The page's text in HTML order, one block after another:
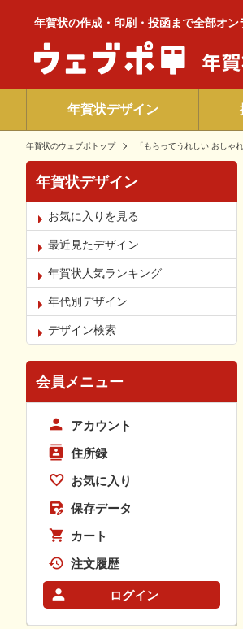
年賀状の作成・印刷・投函まで全部オン
年賀状デザイン
年賀状のウェブポトップ 「もらってうれしい おしゃ
年賀状デザイン
お気に入りを見る
最近見たデザイン
年賀状人気ランキング
年代別デザイン
デザイン検索
会員メニュー
アカウント
住所録
お気に入り
保存データ
カート
注文履歴
ログイン